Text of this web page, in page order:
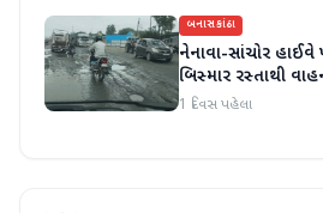
બનાસકાંઠા
નેનાવા-સાંચોર હાઈવે
બિસ્માર રસ્તાથી
1 દિવસ પહેલા